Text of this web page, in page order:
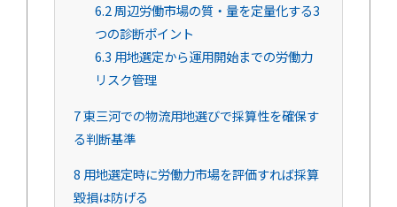
6.2周辺労働市場の質・量を定量化する3
つの診断ポイント
6.3 用地選定から運用開始までの労働力
リスク管理
7東三河での物流用地選びで採算性を確保す
る判断基準
8 用地選定時に労働力市場を評価すれば採算
毀損は防げる